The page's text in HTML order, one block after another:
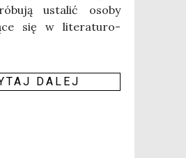
usta­lić oso­by
się w lite­ra­tu­ro­
DALEJ